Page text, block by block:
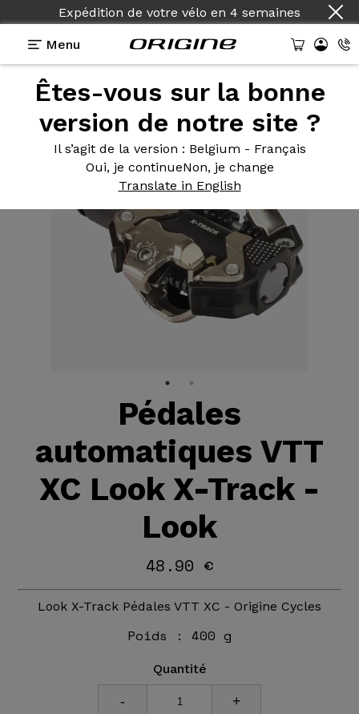
Expédition de votre vélo en 4 semaines
Menu
Êtes-vous sur la bonne
version de notre site ?
Il s’agit de la version : Belgium - Français
Oui, je continueNon, je change
Translate in English
Equipements>Pédales >X-Track
Pédales
automatiques VTT
XC Look X-Track -
Look
48.90 €
Look X-Track Pédales VTT XC - Origine Cycles
Poids : 400 g
Quantité
- +